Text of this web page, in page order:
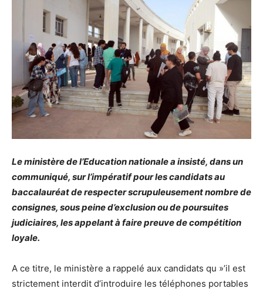
Le ministère de l’Education nationale a insisté, dans un
communiqué, sur l’impératif pour les candidats au
baccalauréat de respecter scrupuleusement nombre de
consignes, sous peine d’exclusion ou de poursuites
judiciaires, les appelant à faire preuve de compétition
loyale.
A ce titre, le ministère a rappelé aux candidats qu »’il est
strictement interdit d’introduire les téléphones portables